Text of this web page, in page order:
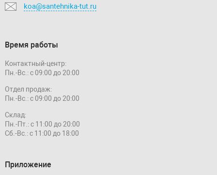
koa@santehnika-tut.ru
Время работы
Контактный-центр:
Пн.-Вс.: с 09:00 до 20:00
Отдел продаж:
Пн.-Вс.: с 09:00 до 20:00
Склад:
Пн.-Пт.: с 11:00 до 20:00
Сб.-Вс.: с 11:00 до 18:00
Приложение